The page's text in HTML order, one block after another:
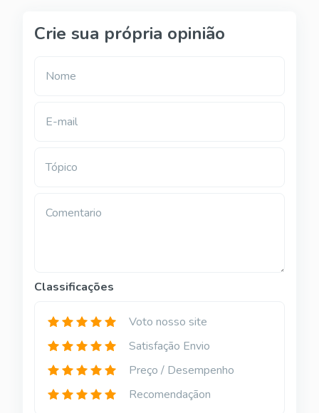
Crie sua própria opinião
Nome
E-mail
Tópico
Comentario
Classificações
Voto nosso site
Satisfação Envio
Preço / Desempenho
Recomendaçãon